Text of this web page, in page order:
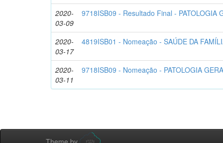
2020-
03-09
9718ISB09 - Resultado Final - PATOLOGIA
2020-
03-17
4819ISB01 - Nomeação - SAÚDE DA
2020-
03-11
9718ISB09 - Nomeação - PATOLOGIA